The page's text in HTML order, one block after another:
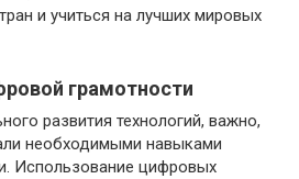
и учиться на лучших мировых
грамотности
развития технологий, важно,
необходимыми навыками
Использование цифровых